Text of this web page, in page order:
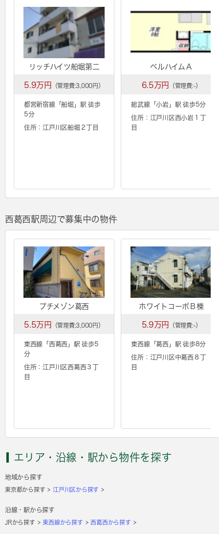
リッチハイツ船堀第二
5.9万円 （管理費:3,000円）
都営新宿線「船堀 」駅 徒歩
5分
住所：江戸川区船堀２丁目
ベルハイムＡ
6.5万円 （管理費:-）
総武線「小岩」駅 徒歩5分
住所：江戸川区西小岩１丁
目
西葛西駅周辺で募集中の物件
プチメゾン葛西
5.5万円 （管理費:3,000円）
東西線「 西葛西 」駅 徒歩5
分
住所：江戸川区西葛西３丁
目
ホワイトコーポＢ棟
5.9万円 （管理費:-）
東西線「 葛西 」駅 徒歩8分
住所：江戸川区中葛西８丁
目
エリア・沿線・駅から物件を探す
地域から探す
東京都から探す 江戸川区から探す
沿線・駅から探す
JRから探す 東西線から探す 西葛西から探す